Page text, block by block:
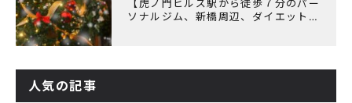
【虎ノ門ヒルズ駅から徒歩７分のパー
ソナルジム、新橋周辺、ダイエットに
人気の記事